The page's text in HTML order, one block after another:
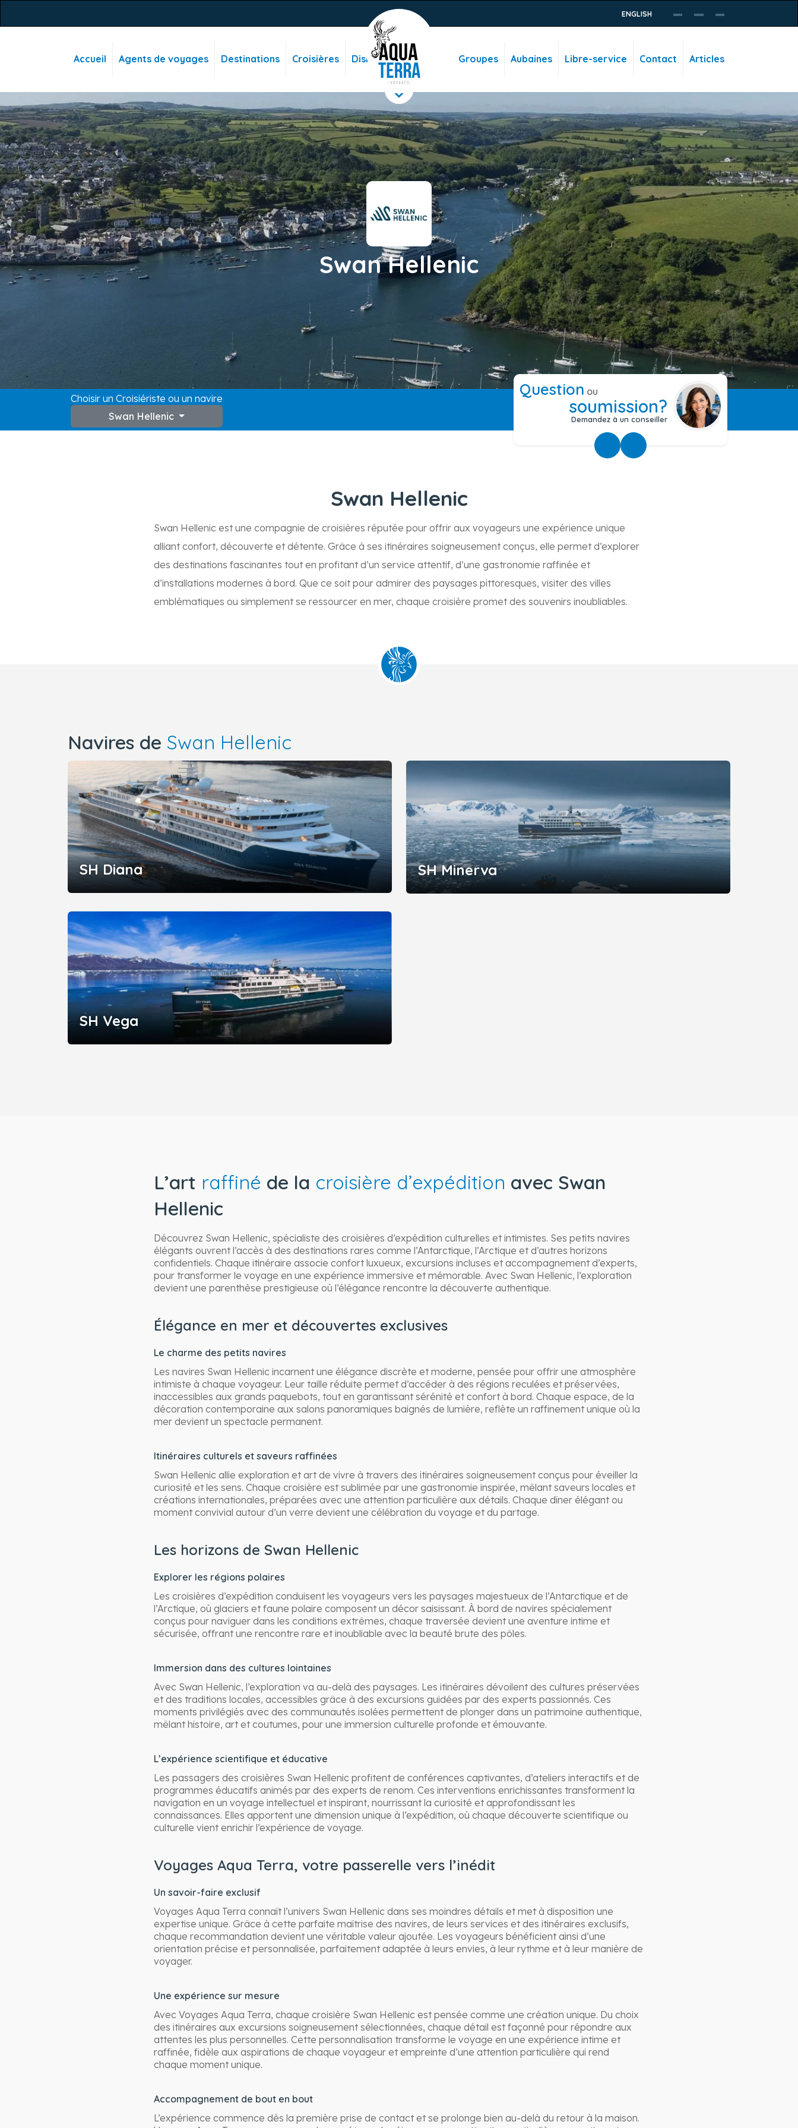
ENGLISH
Accueil Agents de voyages Destinations Croisières Disney Groupes Aubaines Libre-service Contact Articles
Swan Hellenic
Choisir un Croisiériste ou un navire
Swan Hellenic
Question ou
soumission?
Demandez à un conseiller
Swan Hellenic
Swan Hellenic est une compagnie de croisières réputée pour offrir aux voyageurs une expérience unique
alliant confort, découverte et détente. Grâce à ses itinéraires soigneusement conçus, elle permet d’explorer
des destinations fascinantes tout en profitant d’un service attentif, d’une gastronomie raffinée et
d’installations modernes à bord. Que ce soit pour admirer des paysages pittoresques, visiter des villes
emblématiques ou simplement se ressourcer en mer, chaque croisière promet des souvenirs inoubliables.
Navires de Swan Hellenic
SH Diana SH Minerva
SH Vega
L’art raffiné de la croisière d’expédition avec Swan
Hellenic
Découvrez Swan Hellenic, spécialiste des croisières d’expédition culturelles et intimistes. Ses petits navires
élégants ouvrent l’accès à des destinations rares comme l’Antarctique, l’Arctique et d’autres horizons
confidentiels. Chaque itinéraire associe confort luxueux, excursions incluses et accompagnement d’experts,
pour transformer le voyage en une expérience immersive et mémorable. Avec Swan Hellenic, l’exploration
devient une parenthèse prestigieuse où l’élégance rencontre la découverte authentique.
Élégance en mer et découvertes exclusives
Le charme des petits navires
Les navires Swan Hellenic incarnent une élégance discrète et moderne, pensée pour offrir une atmosphère
intimiste à chaque voyageur. Leur taille réduite permet d’accéder à des régions reculées et préservées,
inaccessibles aux grands paquebots, tout en garantissant sérénité et confort à bord. Chaque espace, de la
décoration contemporaine aux salons panoramiques baignés de lumière, reflète un raffinement unique où la
mer devient un spectacle permanent.
Itinéraires culturels et saveurs raffinées
Swan Hellenic allie exploration et art de vivre à travers des itinéraires soigneusement conçus pour éveiller la
curiosité et les sens. Chaque croisière est sublimée par une gastronomie inspirée, mêlant saveurs locales et
créations internationales, préparées avec une attention particulière aux détails. Chaque dîner élégant ou
moment convivial autour d’un verre devient une célébration du voyage et du partage.
Les horizons de Swan Hellenic
Explorer les régions polaires
Les croisières d’expédition conduisent les voyageurs vers les paysages majestueux de l’Antarctique et de
l’Arctique, où glaciers et faune polaire composent un décor saisissant. À bord de navires spécialement
conçus pour naviguer dans les conditions extrêmes, chaque traversée devient une aventure intime et
sécurisée, offrant une rencontre rare et inoubliable avec la beauté brute des pôles.
Immersion dans des cultures lointaines
Avec Swan Hellenic, l’exploration va au-delà des paysages. Les itinéraires dévoilent des cultures préservées
et des traditions locales, accessibles grâce à des excursions guidées par des experts passionnés. Ces
moments privilégiés avec des communautés isolées permettent de plonger dans un patrimoine authentique,
mêlant histoire, art et coutumes, pour une immersion culturelle profonde et émouvante.
L’expérience scientifique et éducative
Les passagers des croisières Swan Hellenic profitent de conférences captivantes, d’ateliers interactifs et de
programmes éducatifs animés par des experts de renom. Ces interventions enrichissantes transforment la
navigation en un voyage intellectuel et inspirant, nourrissant la curiosité et approfondissant les
connaissances. Elles apportent une dimension unique à l’expédition, où chaque découverte scientifique ou
culturelle vient enrichir l’expérience de voyage.
Voyages Aqua Terra, votre passerelle vers l’inédit
Un savoir-faire exclusif
Voyages Aqua Terra connaît l’univers Swan Hellenic dans ses moindres détails et met à disposition une
expertise unique. Grâce à cette parfaite maîtrise des navires, de leurs services et des itinéraires exclusifs,
chaque recommandation devient une véritable valeur ajoutée. Les voyageurs bénéficient ainsi d’une
orientation précise et personnalisée, parfaitement adaptée à leurs envies, à leur rythme et à leur manière de
voyager.
Une expérience sur mesure
Avec Voyages Aqua Terra, chaque croisière Swan Hellenic est pensée comme une création unique. Du choix
des itinéraires aux excursions soigneusement sélectionnées, chaque détail est façonné pour répondre aux
attentes les plus personnelles. Cette personnalisation transforme le voyage en une expérience intime et
raffinée, fidèle aux aspirations de chaque voyageur et empreinte d’une attention particulière qui rend
chaque moment unique.
Accompagnement de bout en bout
L’expérience commence dès la première prise de contact et se prolonge bien au-delà du retour à la maison.